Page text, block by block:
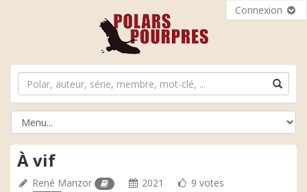
Connexion
À vif
René Manzor 2021 9 votes